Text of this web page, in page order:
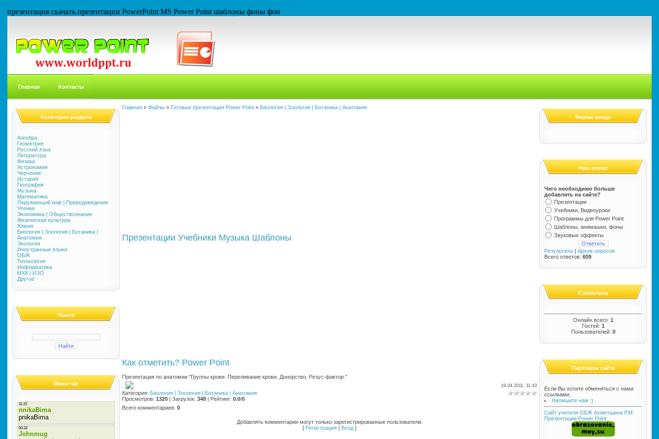
презентация скачать презентации PowerPoint MS Power Point шаблоны фоны фон
Главная Контакты
Категории раздела
Алгебра
Геометрия
Русский язык
Литература
Физика
Астрономия
Черчение
История
География
Музыка
Математика
Окружающий мир | Природоведение
Чтение
Экономика | Обществознание
Физическая культура
Химия
Биология | Зоология | Ботаника |
Анатомия
Экология
Иностранные языки
ОБЖ
Технология
Информатика
МХК | ИЗО
Другое
Поиск
Мини-чат
Главная » Файлы » Готовые презентации Power Point » Биология | Зоология | Ботаника | Анатомия
Презентации Учебники Музыка Шаблоны
Как отметить? Power Point
Презентация по анатомии "Группы крови. Переливание крови. Донорство. Резус-фактор."
·
19.04.2011, 11:43
Категория: Биология | Зоология | Ботаника | Анатомия
Просмотров: 1320 | Загрузок: 348 | Рейтинг: 0.0/0
Всего комментариев: 0
Добавлять комментарии могут только зарегистрированные пользователи.
[ Регистрация | Вход ]
Форма входа
Наш опрос
Чего необходимо больше
добавлять на сайте?
Презентации
Учебники, Видеоуроки
Программы для Power Point
Шаблоны, анимашки, фоны
Звуковые эффекты
Результаты | Архив опросов
Всего ответов: 609
Статистика
Онлайн всего: 1
Гостей: 1
Пользователей: 0
Партнеры сайта
Если Вы хотите обменяться с нами
ссылками,
Напишите нам :)
Сайт учителя ОБЖ Ахметшина Р.М.
Презентации Power Point